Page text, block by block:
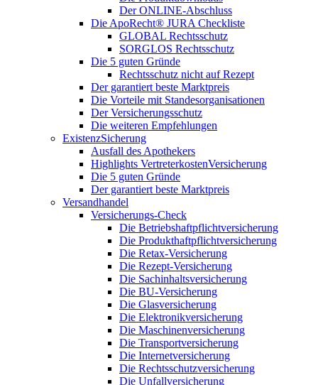
Der ONLINE-Abschluss
Die ApoRecht® JURA Checkliste
GLOBAL Rechtsschutz
SORGLOS Rechtsschutz
Die 5 guten Gründe
Rechtsschutz nicht auf Rezept
Der garantiert beste Marktpreis
Die Vorteile mit Standesorganisationen
Der Versicherungsschutz
Die weiteren Empfehlungen
ExistenzSicherung
Ausfall des Apothekers
Highlights VertreterkostenVersicherung
Die 5 guten Gründe
Der garantiert beste Marktpreis
Versandhandel
Versicherungs-Check
Die Betriebshaftpflichtversicherung
Die Produkthaftpflichtversicherung
Die Retax-Versicherung
Die Rezept-Versicherung
Die Sachinhaltsversicherung
Die BU-Versicherung
Die Glasversicherung
Die Elektronikversicherung
Die Maschinenversicherung
Die Transportversicherung
Die Internetversicherung
Die Rechtsschutzversicherung
Die Unfallversicherung